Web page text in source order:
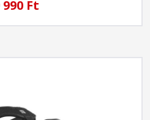
990 Ft